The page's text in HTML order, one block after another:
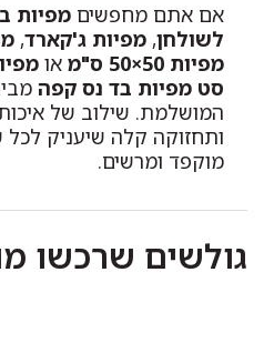
אם אתם מחפשים מפיות
לשולחן, מפיות ג'קארד,
מפיות 50×50 ס"מ
או
סט מפיות בד נס קפה
המושלמת. שילוב של
ותחזוקה קלה שיעניק
מוקפד ומרשים.
גולשים שרכשו